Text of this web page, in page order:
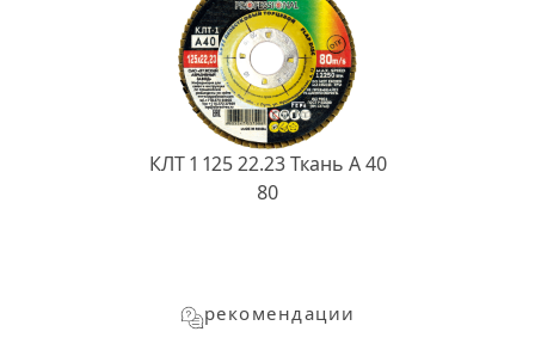
КЛТ 1 125 22.23 Ткань A 40
80
рекомендации